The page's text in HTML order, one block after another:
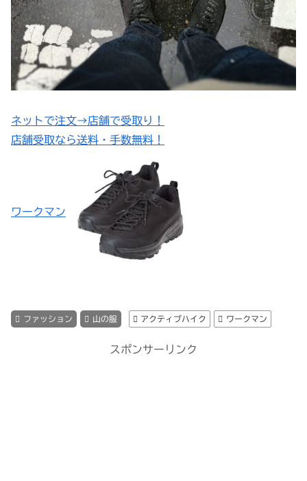
ネットで注文→店舗で受取り！
店舗受取なら送料・手数無料！
ワークマン
ファッション 山の服 アクティブハイク ワークマン
スポンサーリンク